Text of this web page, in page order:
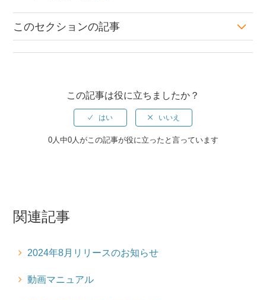
このセクションの記事
2024年10月リリースのお知らせ
2024年9月リリースのお知らせ
2024年6月リリースのお知らせ
2024年5月リリースのお知らせ
この記事は役に立ちましたか？
0人中0人がこの記事が役に立ったと言っています
関連記事
2024年8月リリースのお知らせ
動画マニュアル